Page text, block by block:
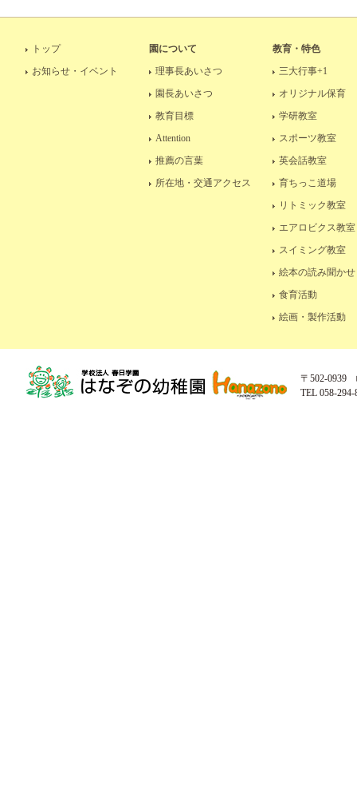
トップ
お知らせ・イベント
園について
理事長あいさつ
園長あいさつ
教育目標
Attention
推薦の言葉
所在地・交通アクセス
教育・特色
三大行事+1
オリジナル保育
学研教室
スポーツ教室
英会話教室
育ちっこ道場
リトミック教室
エアロビクス教室
スイミング教室
絵本の読み聞かせ
食育活動
絵画・製作活動
〒502-0939
TEL 058-